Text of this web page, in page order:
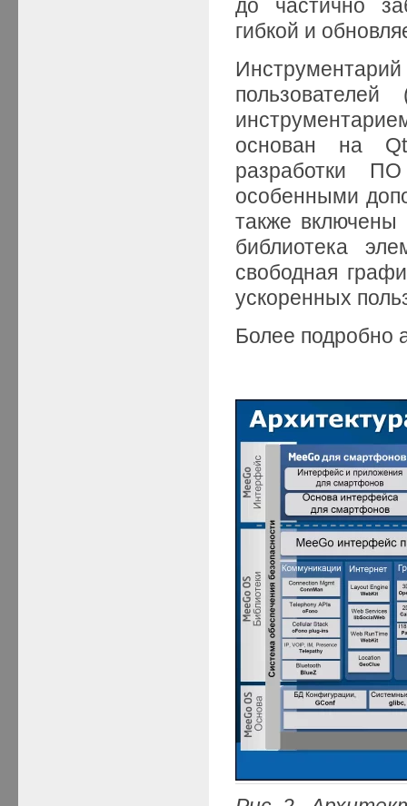
до частично
гибкой и
основан на Qt
разработки
особенными
также
библиотека
свободная
ускоренных
Более подробно